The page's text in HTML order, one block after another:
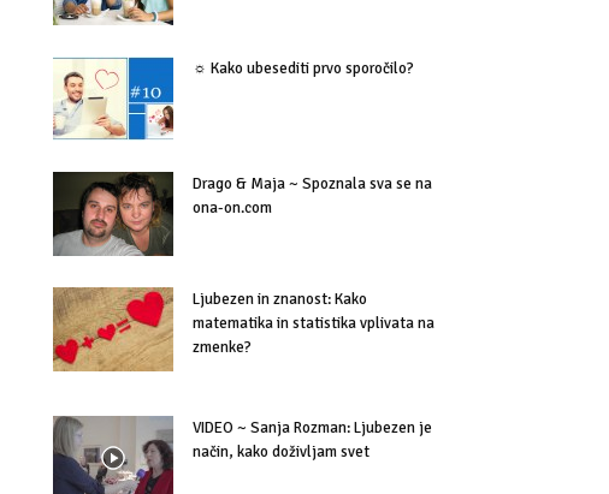
☼ Kako ubesediti prvo sporočilo?
Drago & Maja ~ Spoznala sva se na
ona-on.com
Ljubezen in znanost: Kako
matematika in statistika vplivata na
zmenke?
VIDEO ~ Sanja Rozman: Ljubezen je
način, kako doživljam svet